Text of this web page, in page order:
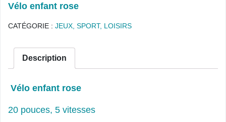
Vélo enfant rose
CATÉGORIE : JEUX, SPORT, LOISIRS
Description
Vélo enfant rose
20 pouces, 5 vitesses